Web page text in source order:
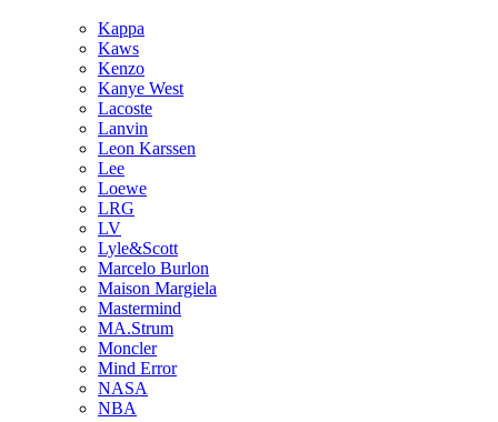
Kappa
Kaws
Kenzo
Kanye West
Lacoste
Lanvin
Leon Karssen
Lee
Loewe
LRG
LV
Lyle&Scott
Marcelo Burlon
Maison Margiela
Mastermind
MA.Strum
Moncler
Mind Error
NASA
NBA